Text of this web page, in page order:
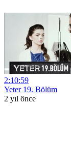
2:10:59
Yeter 19. Bölüm
2 yıl önce